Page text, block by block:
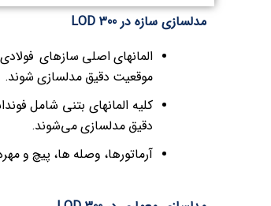
مدلسازی سازه در LOD 300
المانهای اصلی سازهای
موقعیت دقیق مدلسازی شوند.
کلیه المانهای بتنی شامل
دقیق مدلسازی می‌شوند.
آرماتورها، وصله ها، پیچ و